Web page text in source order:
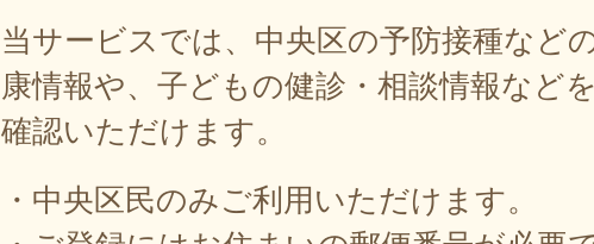
当サービスでは、中央区の予防接種など
康情報や、子どもの健診・相談情報など
確認いただけます。
・中央区民のみご利用いただけます。